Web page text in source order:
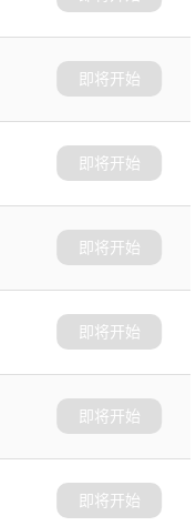
即将开始
即将开始
即将开始
即将开始
即将开始
即将开始